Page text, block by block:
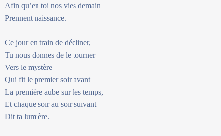
Afin qu’en toi nos vies demain
Prennent naissance.
Ce jour en train de décliner,
Tu nous donnes de le tourner
Vers le mystère
Qui fit le premier soir avant
La première aube sur les temps,
Et chaque soir au soir suivant
Dit ta lumière.